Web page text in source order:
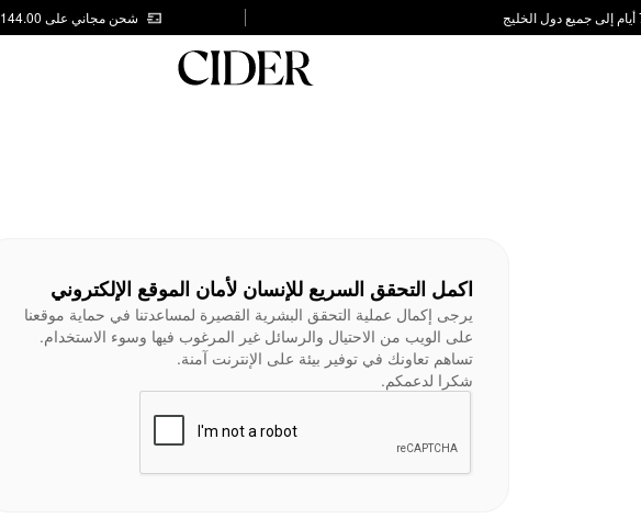
شحن مجاني على AED 144.00
اكمل التحقق السريع للإنسان لأمان الموقع الإلكتروني
يرجى إكمال عملية التحقق البشرية القصيرة لمساعدتنا في حماية موقعنا
على الويب من الاحتيال والرسائل غير المرغوب فيها وسوء الاستخدام.
تساهم تعاونك في توفير بيئة على الإنترنت آمنة.
شكرا لدعمكم.